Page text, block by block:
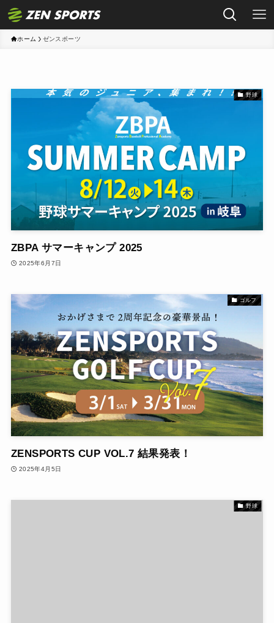
ホーム ゼンスポーツ
野球
ZBPA サマーキャンプ 2025
2025年6月7日
ゴルフ
ZENSPORTS CUP VOL.7 結果発表！
2025年4月5日
野球